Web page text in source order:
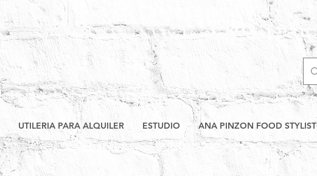
UTILERIA PARA ALQUILER ESTUDIO ANA PINZON FOOD STYLIST